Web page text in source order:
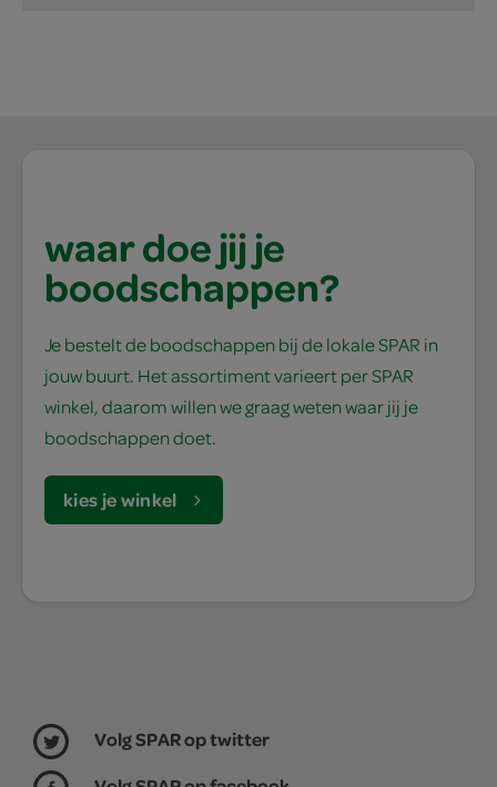
waar doe jij je
boodschappen?
Je bestelt de boodschappen bij de lokale SPAR in
jouw buurt. Het assortiment varieert per SPAR
winkel, daarom willen we graag weten waar jij je
boodschappen doet.
kies je winkel
Volg SPAR op twitter